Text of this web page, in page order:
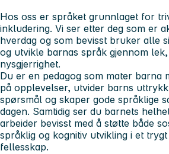
Hos oss er språket grunnlaget for
inkludering. Vi ser etter deg som er
hverdag og som bevisst bruker alle
og utvikle barnas språk gjennom
nysgjerrighet.
Du er en pedagog som mater barna
på opplevelser, utvider barns
spørsmål og skaper gode språklige
dagen. Samtidig ser du barnets
arbeider bevisst med å støtte både
språklig og kognitiv utvikling i et
fellesskap.